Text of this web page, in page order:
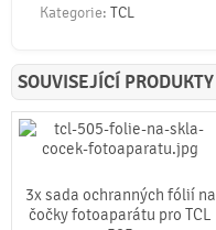
Kategorie: TCL
SOUVISEJÍCÍ PRODUKTY
3x sada ochranných fólií na
čočky fotoaparátu pro TCL